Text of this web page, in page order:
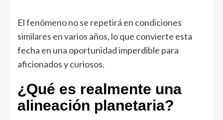
El fenómeno no se repetirá en condiciones
similares en varios años, lo que convierte esta
fecha en una oportunidad imperdible para
aficionados y curiosos.
¿Qué es realmente una
alineación planetaria?